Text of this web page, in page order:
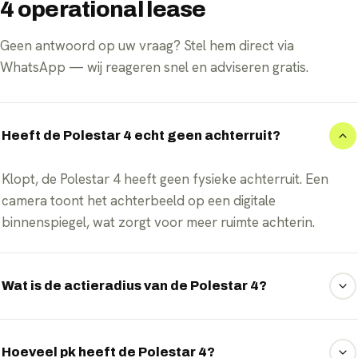
4 operational lease
Geen antwoord op uw vraag? Stel hem direct via
WhatsApp — wij reageren snel en adviseren gratis.
Heeft de Polestar 4 echt geen achterruit?
Klopt, de Polestar 4 heeft geen fysieke achterruit. Een
camera toont het achterbeeld op een digitale
binnenspiegel, wat zorgt voor meer ruimte achterin.
Wat is de actieradius van de Polestar 4?
km volgens WLTP, afhankelijk van uitvoering en
Hoeveel pk heeft de Polestar 4?